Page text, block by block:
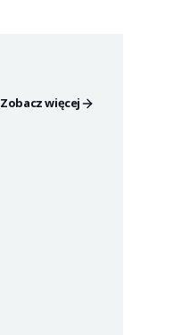
Zobacz więcej